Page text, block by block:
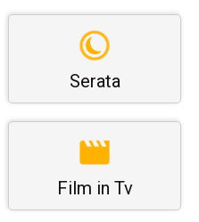
Serata
Film in Tv